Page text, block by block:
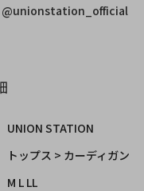
UNION STATION
トップス > カーディガン
M L LL